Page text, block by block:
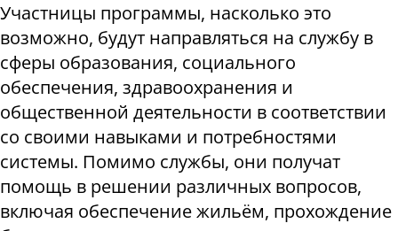
Участницы программы, насколько это
возможно, будут направляться на службу в
сферы образования, социального
обеспечения, здравоохранения и
общественной деятельности в соответствии
со своими навыками и потребностями
системы. Помимо службы, они получат
помощь в решении различных вопросов,
включая обеспечение жильём, прохождение